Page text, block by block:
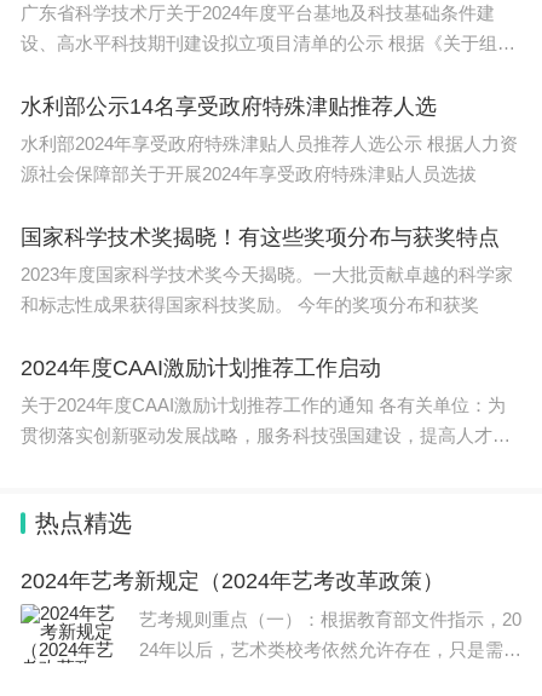
广东省科学技术厅关于2024年度平台基地及科技基础条件建
设、高水平科技期刊建设拟立项目清单的公示 根据《关于组织
水利部公示14名享受政府特殊津贴推荐人选
水利部2024年享受政府特殊津贴人员推荐人选公示 根据人力资
源社会保障部关于开展2024年享受政府特殊津贴人员选拔
国家科学技术奖揭晓！有这些奖项分布与获奖特点
2023年度国家科学技术奖今天揭晓。一大批贡献卓越的科学家
和标志性成果获得国家科技奖励。 今年的奖项分布和获奖
2024年度CAAI激励计划推荐工作启动
关于2024年度CAAI激励计划推荐工作的通知 各有关单位：为
贯彻落实创新驱动发展战略，服务科技强国建设，提高人才培
热点精选
2024年艺考新规定（2024年艺考改革政策）
艺考规则重点（一）：根据教育部文件指示，20
24年以后，艺术类校考依然允许存在，只是需要